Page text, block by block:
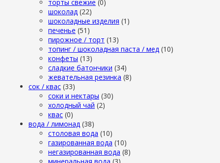
торты свежие (0)
шоколад (22)
шоколадные изделия (1)
печенье (51)
пирожное / торт (13)
топинг / шоколадная паста / мед (10)
конфеты (13)
сладкие батончики (34)
жевательная резинка (8)
сок / квас (33)
соки и нектары (30)
холодный чай (2)
квас (0)
вода / лимонад (38)
столовая вода (10)
газированная вода (10)
негазированная вода (8)